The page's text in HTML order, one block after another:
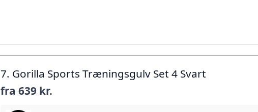
7. Gorilla Sports Træningsgulv Set 4 Svart
fra639 kr.